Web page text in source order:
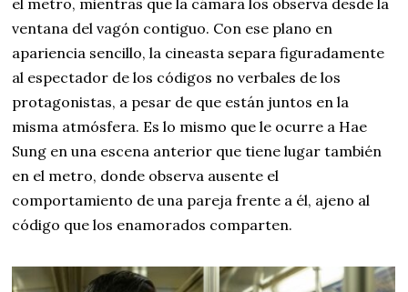
ventana del vagón contiguo. Con ese plano en
apariencia sencillo, la cineasta separa figuradamente
al espectador de los códigos no verbales de los
protagonistas, a pesar de que están juntos en la
misma atmósfera. Es lo mismo que le ocurre a Hae
Sung en una escena anterior que tiene lugar también
en el metro, donde observa ausente el
comportamiento de una pareja frente a él, ajeno al
código que los enamorados comparten.